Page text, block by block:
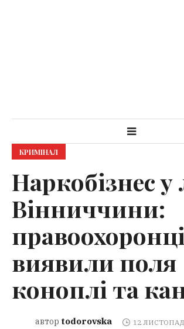
КРИМІНАЛ
Наркобізнес у
Вінниччини:
правоохоронці
виявили поля
коноплі та
автор todorovska 12